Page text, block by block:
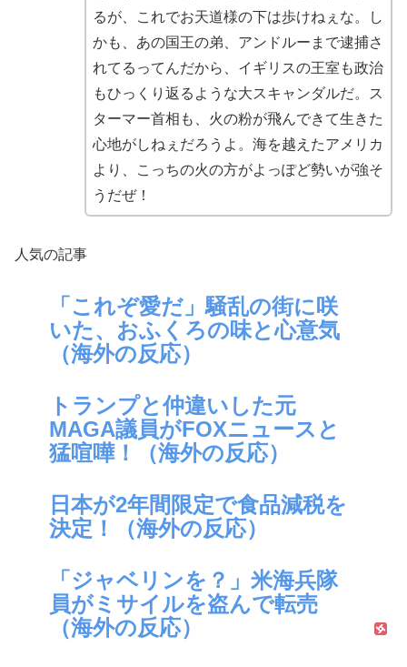
るが、これでお天道様の下は歩けねぇな。し
かも、あの国王の弟、アンドルーまで逮捕さ
れてるってんだから、イギリスの王室も政治
もひっくり返るような大スキャンダルだ。ス
ターマー首相も、火の粉が飛んできて生きた
心地がしねぇだろうよ。海を越えたアメリカ
より、こっちの火の方がよっぽど勢いが強そ
うだぜ！
人気の記事
「これぞ愛だ」騒乱の街に咲
いた、おふくろの味と心意気
（海外の反応）
トランプと仲違いした元
MAGA議員がFOXニュースと
猛喧嘩！（海外の反応）
日本が2年間限定で食品減税を
決定！（海外の反応）
「ジャベリンを？」米海兵隊
員がミサイルを盗んで転売
（海外の反応）